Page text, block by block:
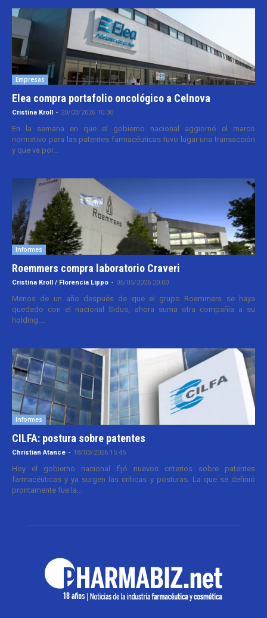
Empresas
Elea compra portafolio oncológico a Celnova
Cristina Kroll - 20/03/2026 10:30
En la semana en que el gobierno nacional aggiornó el marco
normativo para las patentes farmacéuticas tuvo lugar una transacción
y que va por...
Informes
Roemmers compra laboratorio Craveri
Cristina Kroll / Florencia Lippo - 05/05/2026 20:00
Menos de un año después de que el grupo Roemmers se haya
quedado con el nacional Sidus, ahora suma otra compañía a su
holding....
Informes
CILFA: postura sobre patentes
Christian Atance - 18/03/2026 15:45
Hoy el gobierno nacional fijó nuevos criterios sobre patentes
farmacéuticas y ya surgen las críticas y posturas. La que se definió
prontamente fue la...